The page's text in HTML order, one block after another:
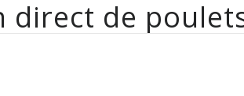
direct de
bio aux particuliers